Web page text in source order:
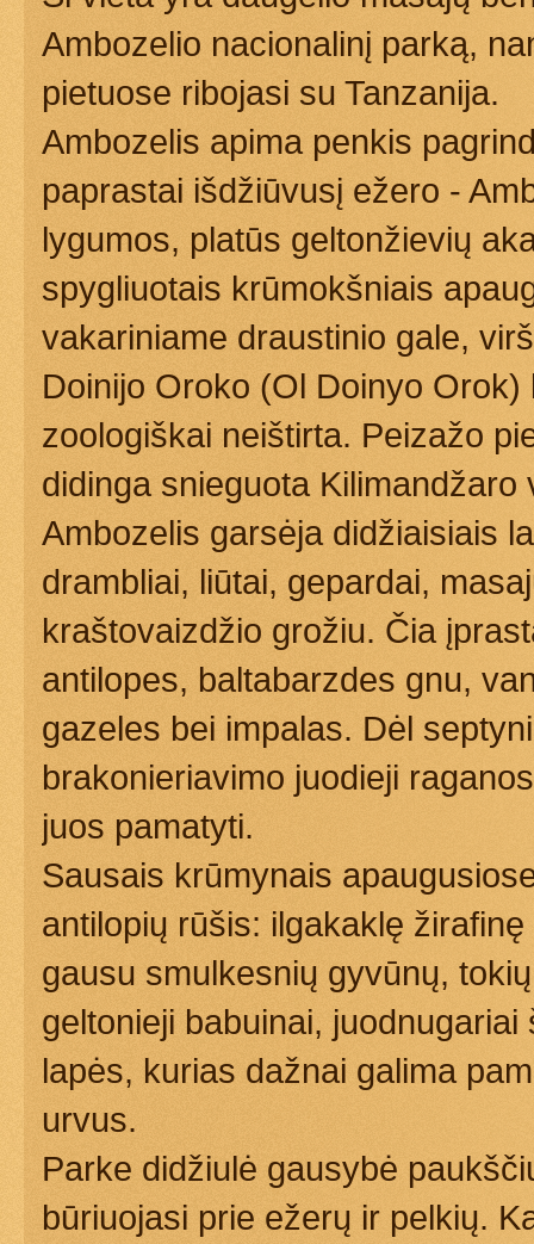
Ambozelio nacionalinį parką,
pietuose ribojasi su Tanzanija.
Ambozelis apima penkis
paprastai išdžiūvusį ežero -
lygumos, platūs geltonžievių
spygliuotais krūmokšniais
vakariniame draustinio gale,
Doinijo Oroko (Ol Doinyo
zoologiškai neištirta. Peizažo
didinga snieguota Kilimandžaro
Ambozelis garsėja didžiaisiais
drambliai, liūtai, gepardai,
kraštovaizdžio grožiu. Čia
antilopes, baltabarzdes gnu,
gazeles bei impalas. Dėl
brakonieriavimo juodieji
juos pamatyti.
Sausais krūmynais
antilopių rūšis: ilgakaklę
gausu smulkesnių gyvūnų,
geltonieji babuinai,
lapės, kurias dažnai galima
urvus.
Parke didžiulė gausybė
būriuojasi prie ežerų ir pelkių.